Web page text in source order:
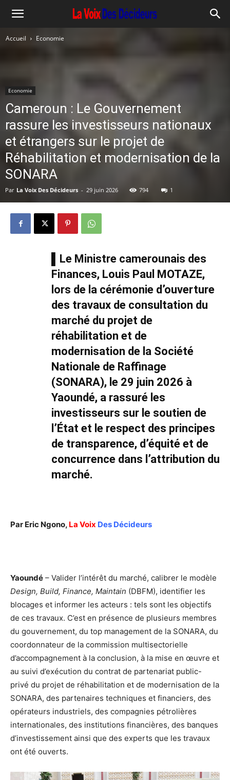
Accueil Economie
Economie
Cameroun : Le Gouvernement
rassure les investisseurs nationaux
et étrangers sur le projet de
Réhabilitation et modernisation de la
SONARA
Par La Voix Des Décideurs - 29 juin 2026 794 1
▌Le Ministre camerounais des
Finances, Louis Paul MOTAZE,
lors de la cérémonie d’ouverture
des travaux de consultation du
marché du projet de
réhabilitation et de
modernisation de la Société
Nationale de Raffinage
(SONARA), le 29 juin 2026 à
Yaoundé, a rassuré les
investisseurs sur le soutien de
l’État et le respect des principes
de transparence, d’équité et de
concurrence dans l’attribution du
marché.
Par Eric Ngono, La Voix Des Décideurs
Yaoundé – Valider l’intérêt du marché, calibrer le modèle
Design, Build, Finance, Maintain (DBFM), identifier les
blocages et informer les acteurs : tels sont les objectifs
de ces travaux. C’est en présence de plusieurs membres
du gouvernement, du top management de la SONARA, du
coordonnateur de la commission multisectorielle
d’accompagnement à la conclusion, à la mise en œuvre et
au suivi d’exécution du contrat de partenariat public-
privé du projet de réhabilitation et de modernisation de la
SONARA, des partenaires techniques et financiers, des
opérateurs industriels, des compagnies pétrolières
internationales, des institutions financières, des banques
d’investissement ainsi que des experts que les travaux
ont été ouverts.